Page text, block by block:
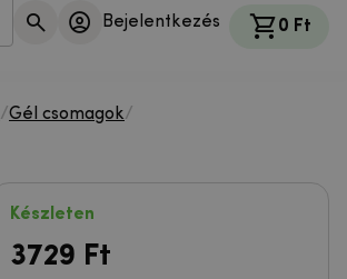
Bejelentkezés 0 Ft
/Gél csomagok/
Készleten
3729 Ft